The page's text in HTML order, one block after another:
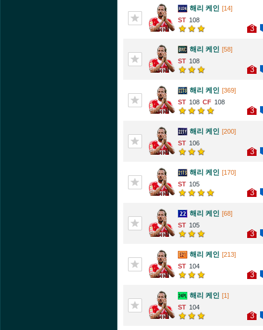
해리 케인 [14]
108
3
해리 케인 [58]
108
3
해리 케인 [369]
108
108
3
해리 케인 [200]
106
3
해리 케인 [170]
105
3
해리 케인 [68]
105
3
해리 케인 [213]
104
3
해리 케인 [1]
104
3